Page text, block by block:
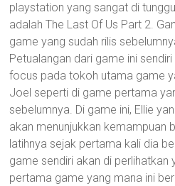
playstation yang sangat di
adalah The Last Of Us Part 2.
game yang sudah rilis
Petualangan dari game ini
focus pada tokoh utama game
Joel seperti di game pertama
sebelumnya. Di game ini, Ellie
akan menunjukkan kemampuan
latihnya sejak pertama kali dia
game sendiri akan di perlihatkan
pertama game yang mana ini